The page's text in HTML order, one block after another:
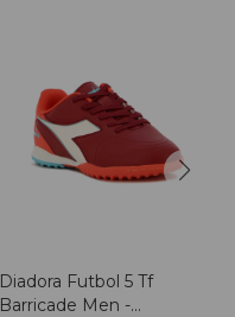
Diadora Futbol 5 Tf
Barricade Men -